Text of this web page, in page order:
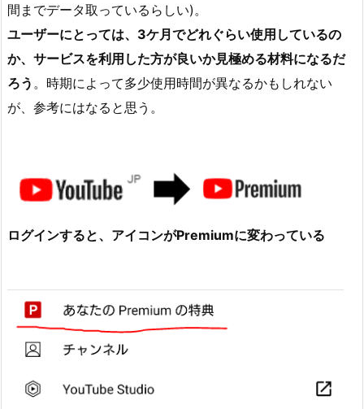
間までデータ取っているらしい)。
ユーザーにとっては、3ケ月でどれぐらい使用しているの
か、サービスを利用した方が良いか見極める材料になるだ
ろう 。時期によって多少使用時間が異なるかもしれない
が、参考にはなると思う。
ログインすると、アイコンがPremiumに変わっている